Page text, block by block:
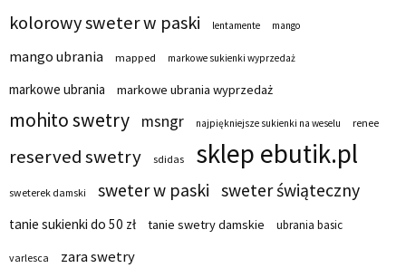
kolorowy sweter w paski lentamente mango
mango ubrania mapped markowe sukienki wyprzedaż
markowe ubrania markowe ubrania wyprzedaż
mohito swetry msngr najpiękniejsze sukienki na weselu renee
reserved swetry sdidas sklep ebutik.pl
sweterek damski sweter w paski sweter świąteczny
tanie sukienki do 50 zł tanie swetry damskie ubrania basic
varlesca zara swetry